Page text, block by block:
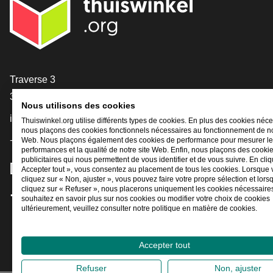
[_General:Contact]
Traverse 3
3905 NL Veenendaal
info@thuiswinkel.org
+31 (0)318 64 85 75
[_General:SocialMediaTitle]
Facebook
X LinkedIn
Instagram
YouTube
Nous utilisons des cookies
Thuiswinkel.org utilise différents types de cookies. En plus des cookies
nous plaçons des cookies fonctionnels nécessaires au fonctionnement de
Web. Nous plaçons également des cookies de performance pour mesurer
performances et la qualité de notre site Web. Enfin, nous plaçons des
publicitaires qui nous permettent de vous identifier et de vous suivre. En
Accepter tout », vous consentez au placement de tous les cookies. Lorsque
cliquez sur « Non, ajuster », vous pouvez faire votre propre sélection et
cliquez sur « Refuser », nous placerons uniquement les cookies
souhaitez en savoir plus sur nos cookies ou modifier votre choix de cookies
ultérieurement, veuillez consulter notre politique en matière de cookies.
Accepter tout
Refuser Non, ajuster